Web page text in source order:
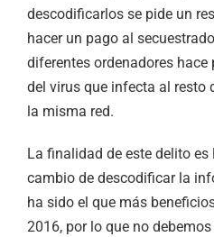
descodificarlos se pide un
hacer un pago al
diferentes ordenadores
del virus que infecta al resto
la misma red.
La finalidad de este delito
cambio de descodificar la
ha sido el que más
2016, por lo que no